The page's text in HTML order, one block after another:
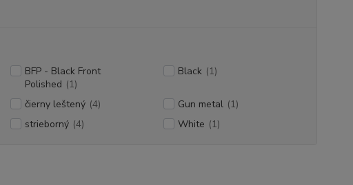
BFP - Black Front
Polished (1)
Black (1)
čierny leštený (4) Gun metal (1)
strieborný (4) White (1)